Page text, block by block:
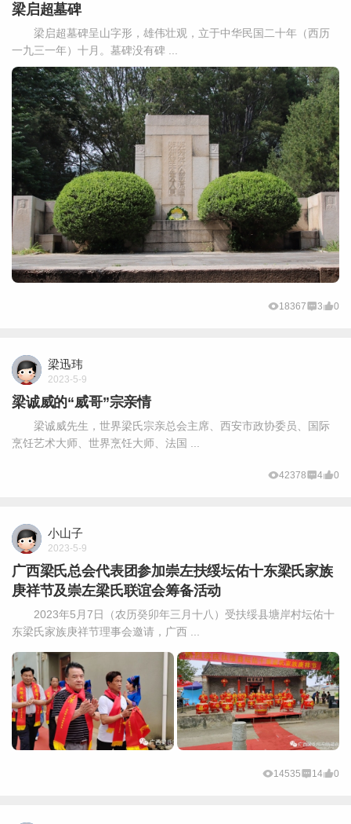
梁启超墓碑
梁启超墓碑呈山字形，雄伟壮观，立于中华民国二十年（西历
一九三一年）十月。墓碑没有碑 ...
18367 3 0
梁迅玮
2023-5-9
梁诚威的“威哥”宗亲情
梁诚威先生，世界梁氏宗亲总会主席、西安市政协委员、国际
烹饪艺术大师、世界烹饪大师、法国 ...
42378 4 0
小山子
2023-5-9
广西梁氏总会代表团参加崇左扶绥坛佑十东梁氏家族
庚祥节及崇左梁氏联谊会筹备活动
2023年5月7日（农历癸卯年三月十八）受扶绥县塘岸村坛佑十
东梁氏家族庚祥节理事会邀请，广西 ...
14535 14 0